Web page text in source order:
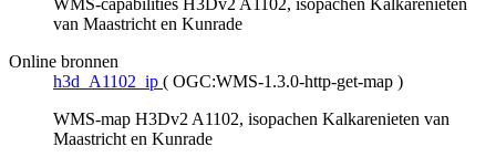
WMS-capabilities H3Dv2 A1102, isopachen Kalkarenieten
van Maastricht en Kunrade
Online bronnen
h3d_A1102_ip ( OGC:WMS-1.3.0-http-get-map )
WMS-map H3Dv2 A1102, isopachen Kalkarenieten van
Maastricht en Kunrade